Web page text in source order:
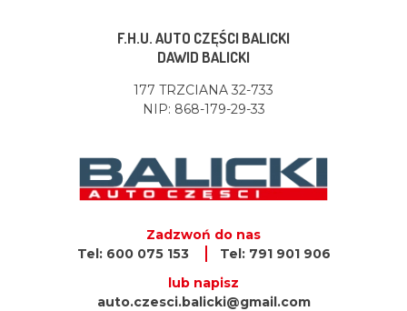
F.H.U. AUTO CZĘŚCI BALICKI
DAWID BALICKI
177 TRZCIANA 32-733
NIP: 868-179-29-33
Zadzwoń do nas
Tel: 600 075 153
Tel: 791 901 906
lub napisz
auto.czesci.balicki@gmail.com